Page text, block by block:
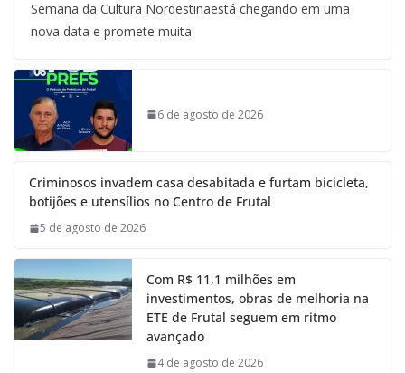
Semana da Cultura Nordestinaestá chegando em uma
nova data e promete muita
6 de agosto de 2026
Criminosos invadem casa desabitada e furtam bicicleta,
botijões e utensílios no Centro de Frutal
5 de agosto de 2026
Com R$ 11,1 milhões em
investimentos, obras de melhoria na
ETE de Frutal seguem em ritmo
avançado
4 de agosto de 2026